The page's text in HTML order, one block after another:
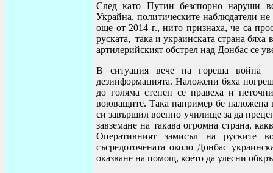
След като Путин безспорно наруши
Украйна, политическите наблюдатели
още от 2014 г., нито признаха, че са
руската, така и украинската страна
артилерийският обстрел над Донбас се
В ситуация вече на гореща война
дезинформацията. Наложени бяха
до голяма степен се правеха и
воюващите. Така например бе наложена
си завършил военно училище за да
завземане на такава огромна страна,
Оперативният замисъл на руските
съсредоточената около Донбас
оказване на помощ, което да улесни